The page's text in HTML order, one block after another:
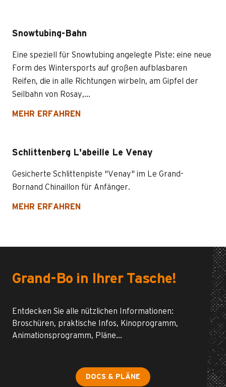
Snowtubing-Bahn
Eine speziell für Snowtubing angelegte Piste: eine neue
Form des Wintersports auf großen aufblasbaren
Reifen, die in alle Richtungen wirbeln, am Gipfel der
Seilbahn von Rosay,...
MEHR ERFAHREN
Schlittenberg L'abeille Le Venay
Gesicherte Schlittenpiste "Venay" im Le Grand-
Bornand Chinaillon für Anfänger.
MEHR ERFAHREN
Grand-Bo in Ihrer Tasche!
Entdecken Sie alle nützlichen Informationen:
Broschüren, praktische Infos, Kinoprogramm,
Animationsprogramm, Pläne…
DOCS & PLÄNE